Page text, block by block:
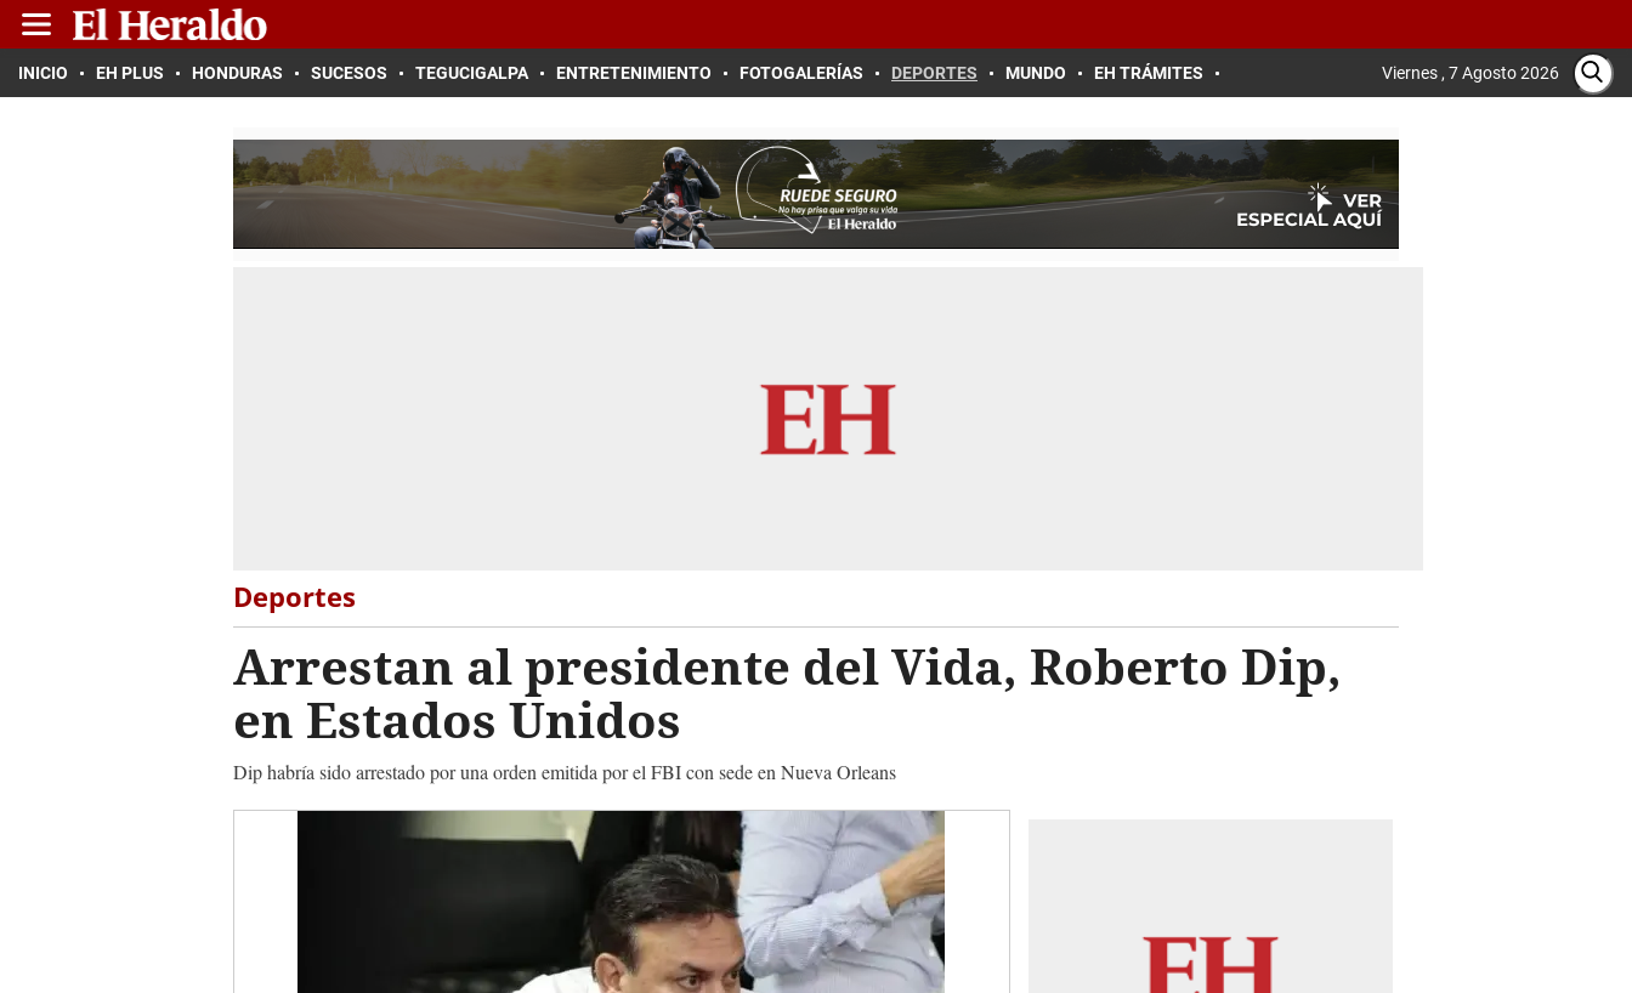
INICIO EH PLUS HONDURAS SUCESOS TEGUCIGALPA ENTRETENIMIENTO FOTOGALERÍAS DEPORTES MUNDO EH TRÁMITES Viernes , 7 Agosto 2026
Deportes
Arrestan al presidente del Vida, Roberto Dip,
en Estados Unidos
Dip habría sido arrestado por una orden emitida por el FBI con sede en Nueva Orleans